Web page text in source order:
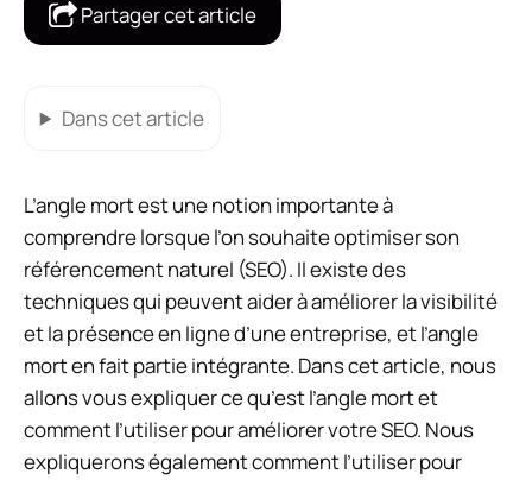
Partager cet article
Dans cet article
L’angle mort est une notion importante à
comprendre lorsque l’on souhaite optimiser son
référencement naturel (SEO). Il existe des
techniques qui peuvent aider à améliorer la visibilité
et la présence en ligne d’une entreprise, et l’angle
mort en fait partie intégrante. Dans cet article, nous
allons vous expliquer ce qu’est l’angle mort et
comment l’utiliser pour améliorer votre SEO. Nous
expliquerons également comment l’utiliser pour